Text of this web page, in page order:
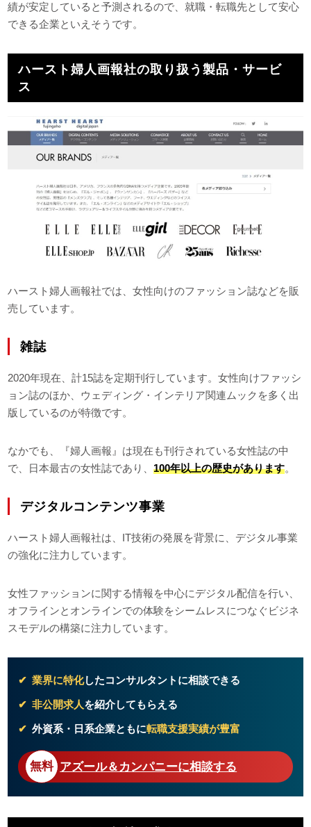
績が安定していると予測されるので、就職・転職先として安心
できる企業といえそうです。
ハースト婦人画報社の取り扱う製品・サービ
ス
ハースト婦人画報社では、女性向けのファッション誌などを販
売しています。
雑誌
2020年現在、計15誌を定期刊行しています。女性向けファッシ
ョン誌のほか、ウェディング・インテリア関連ムックを多く出
版しているのが特徴です。
なかでも、『婦人画報』は現在も刊行されている女性誌の中
で、日本最古の女性誌であり、100年以上の歴史があります。
デジタルコンテンツ事業
ハースト婦人画報社は、IT技術の発展を背景に、デジタル事業
の強化に注力しています。
女性ファッションに関する情報を中心にデジタル配信を行い、
オフラインとオンラインでの体験をシームレスにつなぐビジネ
スモデルの構築に注力しています。
業界に特化したコンサルタントに相談できる
非公開求人を紹介してもらえる
外資系・日系企業ともに転職支援実績が豊富
アズール＆カンパニーに相談する